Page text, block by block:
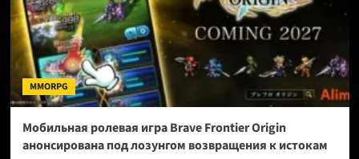
разработчики
Sea
of
Thieves
под
ударом
MMORPG
Мобильная ролевая игра Brave Frontier Origin
анонсирована под лозунгом возвращения к истокам